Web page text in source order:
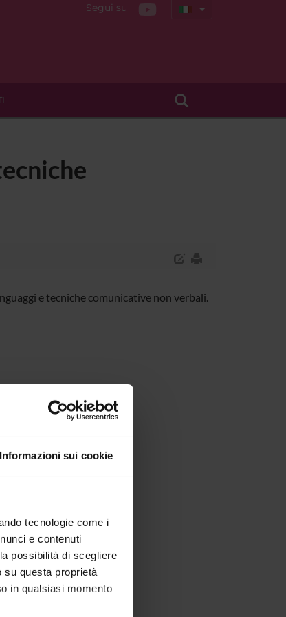
Informazioni sui cookie
tecnologie come i
e contenuti
possibilità di scegliere
questa proprietà
in qualsiasi momento
Segui su
e tecniche comunicative non verbali.